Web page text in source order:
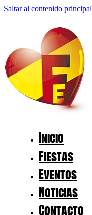
Saltar al contenido principal
Inicio
Fiestas
Eventos
Noticias
Contacto